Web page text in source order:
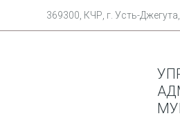
369300, КЧР, г. Усть-